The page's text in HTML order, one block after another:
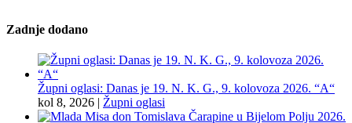
Zadnje dodano
Župni oglasi: Danas je 19. N. K. G., 9. kolovoza 2026. “A“
kol 8, 2026 | Župni oglasi